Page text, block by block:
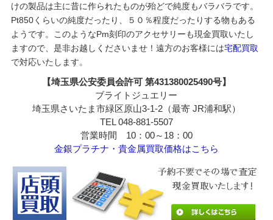
けの製品は主に昔に作られたものが殆どで純度もバラバラです。
Pt850くらいの純度だったり、５０％程度だったりする物もある
ようです。このようなPm刻印のアクセサリーも現金買取いたし
ますので、是非お越しくださいませ！遠方のお客様には宅配買取
で対応いたします。
【埼玉県公安委員会許可 第431380025490号】
ブライトジュエリー
埼玉県さいたま市緑区原山3-1-2（最寄 JR浦和駅）
TEL 048-881-5507
営業時間 10：00～18：00
金銀プラチナ・貴金属買取価格はこちら